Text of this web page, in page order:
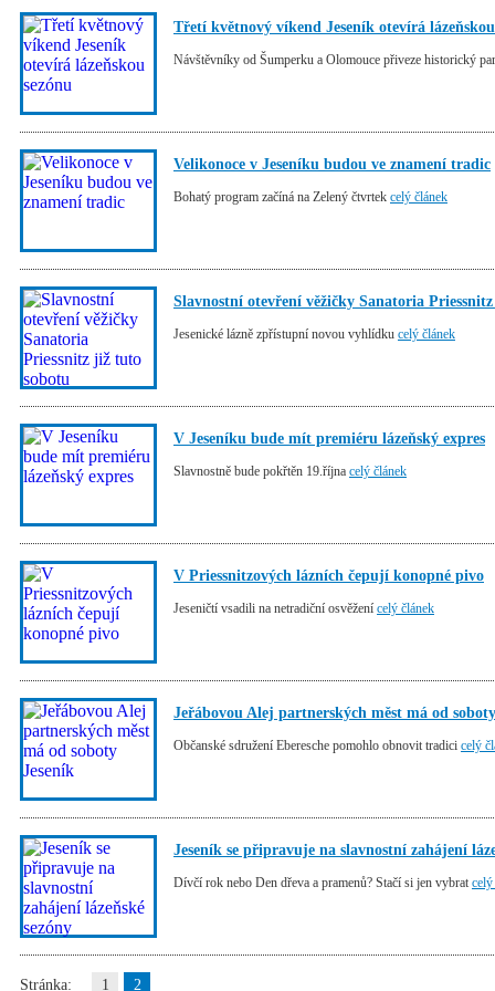
Třetí květnový víkend Jeseník otevírá lázeňskou
Návštěvníky od Šumperku a Olomouce přiveze historický
Velikonoce v Jeseníku budou ve znamení tradic
Bohatý program začíná na Zelený čtvrtek celý článek
Slavnostní otevření věžičky Sanatoria
Jesenické lázně zpřístupní novou vyhlídku celý článek
V Jeseníku bude mít premiéru lázeňský expres
Slavnostně bude pokřtěn 19.října celý článek
V Priessnitzových lázních čepují konopné pivo
Jeseničtí vsadili na netradiční osvěžení celý článek
Jeřábovou Alej partnerských měst má od
Občanské sdružení Eberesche pomohlo obnovit tradici celý
Jeseník se připravuje na slavnostní zahájení
Dívčí rok nebo Den dřeva a pramenů? Stačí si jen vybrat celý
Stránka: 1 2